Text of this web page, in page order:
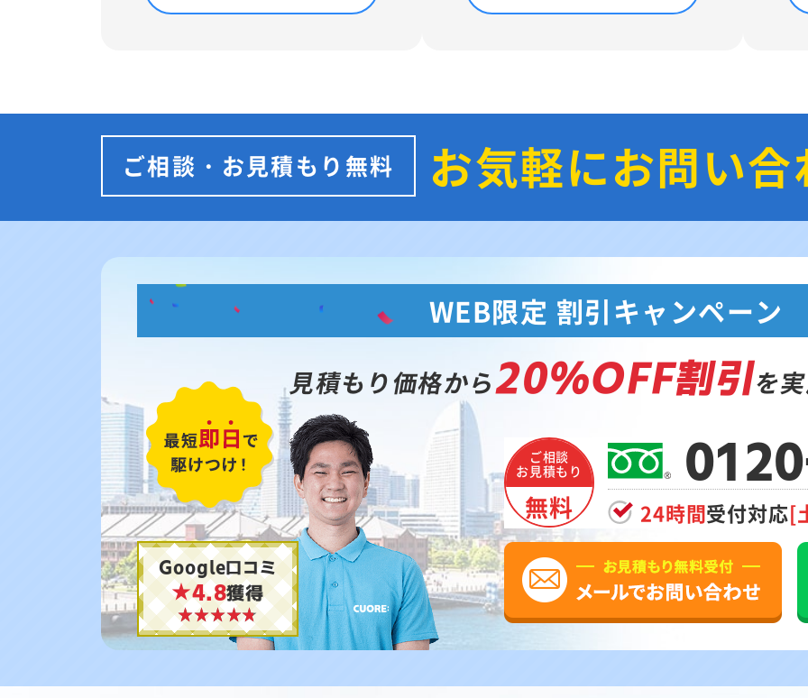
ご相談・お見積もり無料 お気軽にお問い
Google口コミ
★4.8獲得
WEB限定 割引キャンペーン
見積もり価格から20%OFF割引を
ご相談
お見積もり
無料 24時間受付対応[